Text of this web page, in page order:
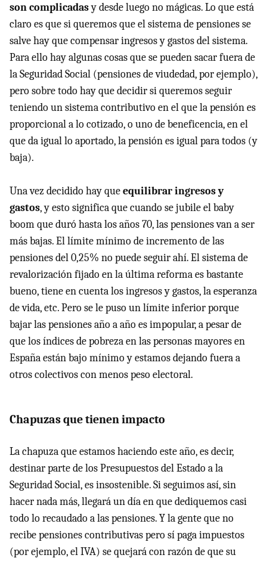
son complicadasy desde luego no mágicas. Lo que está
claro es que si queremos que el sistema de pensiones se
salve hay que compensar ingresos y gastos del sistema.
Para ello hay algunas cosas que se pueden sacar fuera de
la Seguridad Social (pensiones de viudedad, por ejemplo),
pero sobre todo hay que decidir si queremos seguir
teniendo un sistema contributivo en el que la pensión es
proporcional a lo cotizado, o uno de beneficencia, en el
que da igual lo aportado, la pensión es igual para todos (y
baja).
Una vez decidido hay queequilibrar ingresos y
gastos, y esto significa que cuando se jubile el baby
boom que duró hasta los años 70, las pensiones van a ser
más bajas. El límite mínimo de incremento de las
pensiones del 0,25% no puede seguir ahí. El sistema de
revalorización fijado en la última reforma es bastante
bueno, tiene en cuenta los ingresos y gastos, la esperanza
de vida, etc. Pero se le puso un límite inferior porque
bajar las pensiones año a año es impopular, a pesar de
que los índices de pobreza en las personas mayores en
España están bajo mínimo y estamos dejando fuera a
otros colectivos con menos peso electoral.
Chapuzas que tienen impacto
La chapuza que estamos haciendo este año, es decir,
destinar parte de los Presupuestos del Estado a la
Seguridad Social, es insostenible. Si seguimos así, sin
hacer nada más, llegará un día en que dediquemos casi
todo lo recaudado a las pensiones. Y la gente que no
recibe pensiones contributivas pero sí paga impuestos
(por ejemplo, el IVA) se quejará con razón de que su